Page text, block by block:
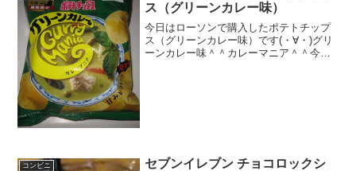
ス（グリーンカレー味）
今日はローソンで購入したポテトチップ
ス（グリーンカレー味）です(・∀・)グリ
ーンカレー味＾＾カレーマニア＾＾今日
コンビニ
セブンイレブン チョコロックシ